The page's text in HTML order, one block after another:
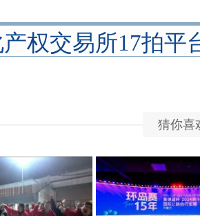
权交易所17拍平
猜你喜